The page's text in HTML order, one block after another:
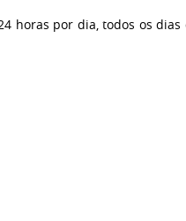
horas por dia, todos os dias